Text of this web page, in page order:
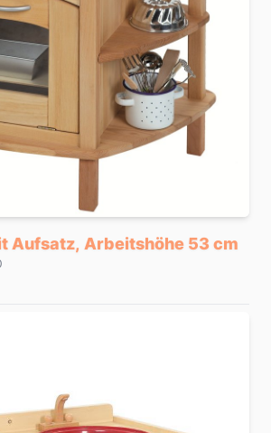
Aufsatz, Arbeitshöhe 53 cm